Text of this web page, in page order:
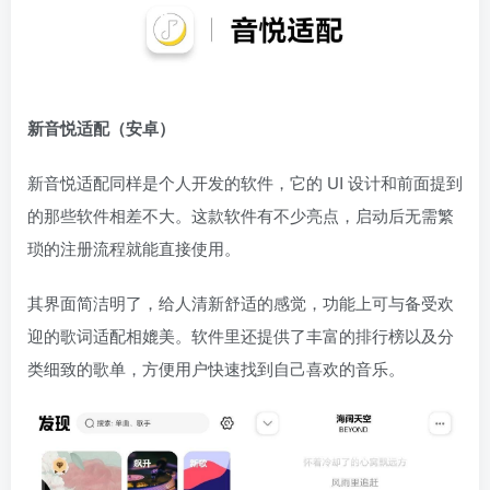
新音悦适配（安卓）
新音悦适配同样是个人开发的软件，它的 UI 设计和前面提到
的那些软件相差不大。这款软件有不少亮点，启动后无需繁
琐的注册流程就能直接使用。
其界面简洁明了，给人清新舒适的感觉，功能上可与备受欢
迎的歌词适配相媲美。软件里还提供了丰富的排行榜以及分
类细致的歌单，方便用户快速找到自己喜欢的音乐。